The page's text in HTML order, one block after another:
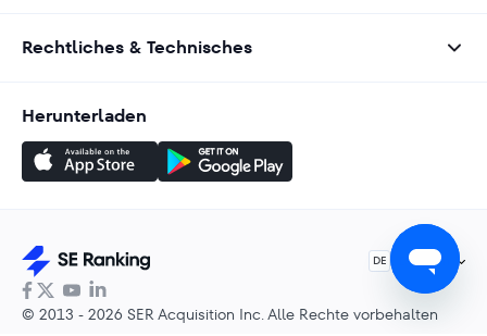
Rechtliches & Technisches
Herunterladen
DE Deutsch
© 2013 - 2026 SER Acquisition Inc. Alle Rechte vorbehalten